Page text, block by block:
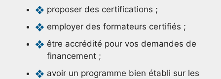
proposer des certifications ;
employer des formateurs certifiés ;
être accrédité pour vos demandes de
financement ;
avoir un programme bien établi sur les